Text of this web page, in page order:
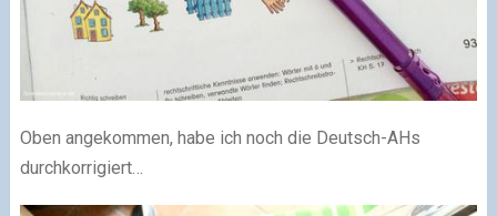
Oben angekommen, habe ich noch die Deutsch-AHs
durchkorrigiert…